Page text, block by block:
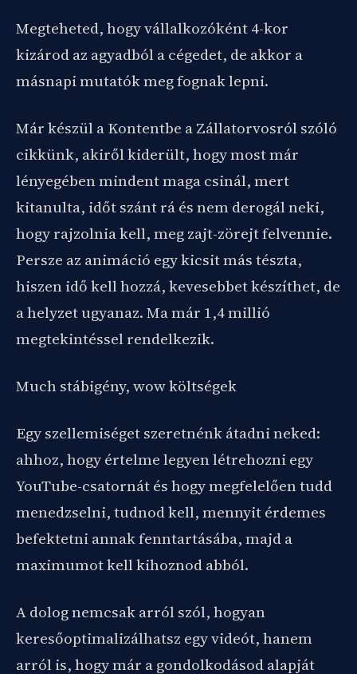
Megteheted, hogy vállalkozóként 4-kor
kizárod az agyadból a cégedet, de akkor a
másnapi mutatók meg fognak lepni.
Már készül a Kontentbe a Zállatorvosról szóló
cikkünk, akiről kiderült, hogy most már
lényegében mindent maga csinál, mert
kitanulta, időt szánt rá és nem derogál neki,
hogy rajzolnia kell, meg zajt-zörejt felvennie.
Persze az animáció egy kicsit más tészta,
hiszen idő kell hozzá, kevesebbet készíthet, de
a helyzet ugyanaz. Ma már 1,4 millió
megtekintéssel rendelkezik.
Much stábigény, wow költségek
Egy szellemiséget szeretnénk átadni neked:
ahhoz, hogy értelme legyen létrehozni egy
YouTube-csatornát és hogy megfelelően tudd
menedzselni, tudnod kell, mennyit érdemes
befektetni annak fenntartásába, majd a
maximumot kell kihoznod abból.
A dolog nemcsak arról szól, hogyan
keresőoptimalizálhatsz egy videót, hanem
arról is, hogy már a gondolkodásod alapját